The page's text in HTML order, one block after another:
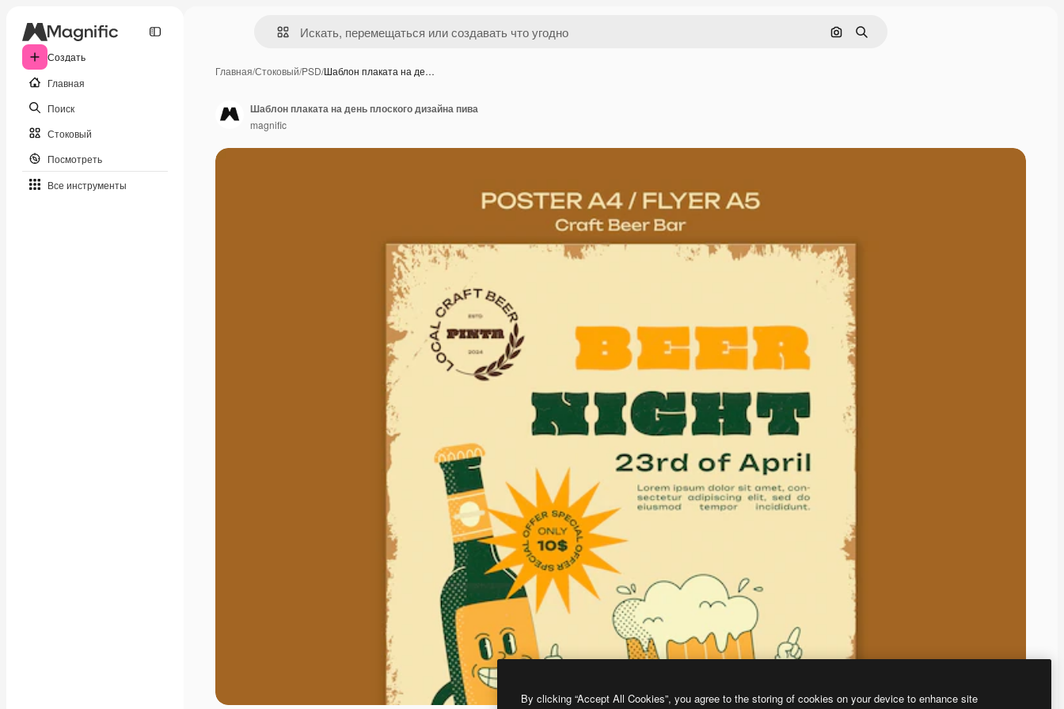
Создать
Главная
Поиск
Стоковый
Посмотреть
Все инструменты
Поиск по изображению
Поиск
Главная/Стоковый/PSD/Шаблон плаката на де…
Шаблон плаката на день плоского дизайна пива
magnific
By clicking “Accept All Cookies”, you agree to the storing of cookies on your device to enhance site